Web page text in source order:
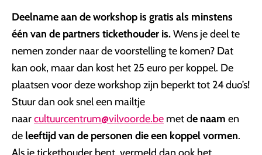
Deelname aan de workshop is gratis als minstens
één van de partners tickethouder is.Wens je deel te
nemen zonder naar de voorstelling te komen? Dat
kan ook, maar dan kost het 25 euro per koppel. De
plaatsen voor deze workshop zijn beperkt tot 24 duo’s!
Stuur dan ook snel een mailtje
naarcultuurcentrum@vilvoorde.be met de naam en
de leeftijd van de personen die een koppel vormen.